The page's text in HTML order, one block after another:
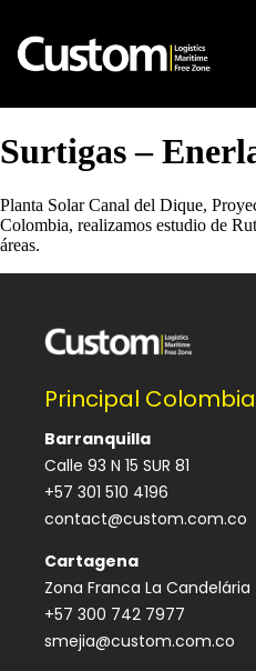
Surtigas –
Planta Solar Canal del Dique,
Colombia, realizamos estudio de
áreas.
Principal Colombia
Barranquilla
Calle 93 N 15 SUR 81
+57 301 510 4196
contact@custom.com.co
Cartagena
Zona Franca La Candelária
+57 300 742 7977
smejia@custom.com.co